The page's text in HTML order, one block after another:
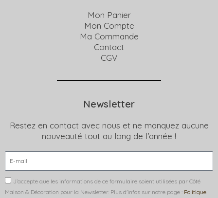
Mon Panier
Mon Compte
Ma Commande
Contact
CGV
Newsletter
Restez en contact avec nous et ne manquez aucune
nouveauté tout au long de l’année !
J’accepte que les informations de ce formulaire soient utilisées par Côté
Maison & Décoration pour la Newsletter. Plus d'infos sur notre page : Politique